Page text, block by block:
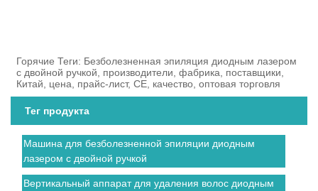
Горячие Теги: Безболезненная эпиляция диодным лазером
с двойной ручкой, производители, фабрика, поставщики,
Китай, цена, прайс-лист, CE, качество, оптовая торговля
Тег продукта
Машина для безболезненной эпиляции диодным
лазером с двойной ручкой
Вертикальный аппарат для удаления волос диодным